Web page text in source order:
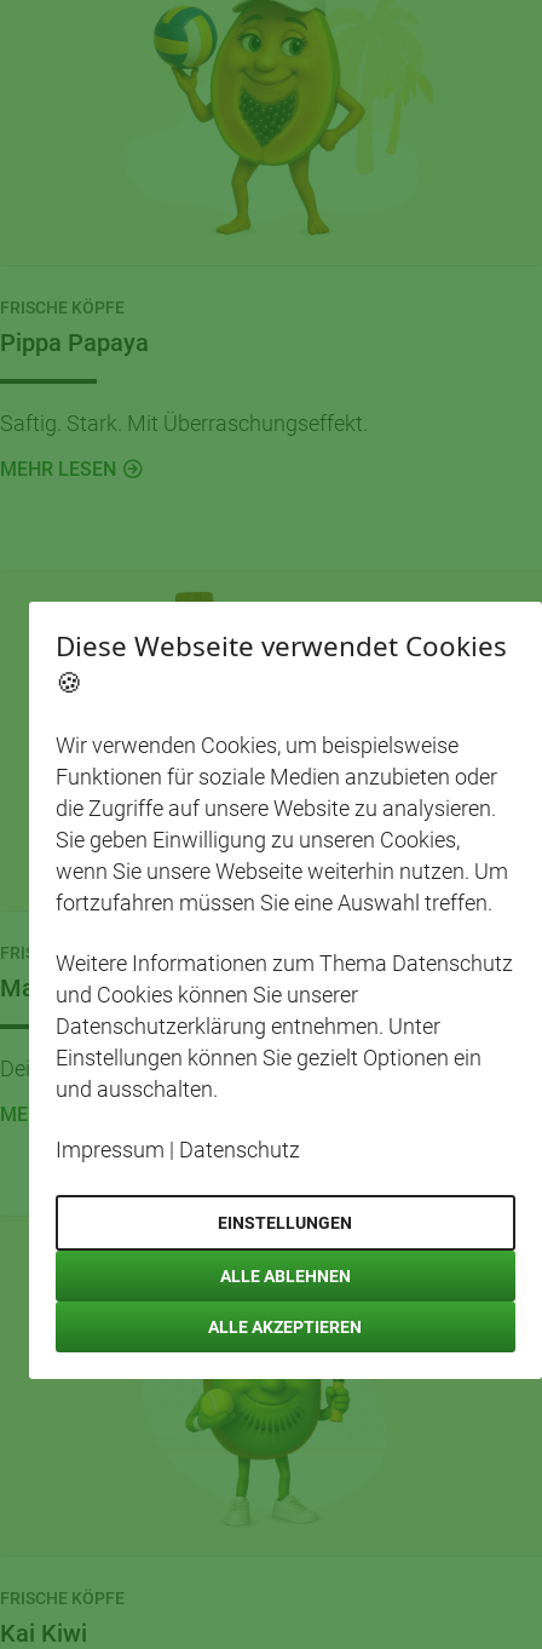
FRISCHE KÖPFE
Pippa Papaya
Saftig. Stark. Mit Überraschungseffekt.
MEHR LESEN
FRISCHE KÖPFE
Maya Mango
Dein Frische-Kick für volle Fahrt voraus.
MEHR LESEN
FRISCHE KÖPFE
Kai Kiwi
Diese Webseite verwendet Cookies
🍪
Wir verwenden Cookies, um beispielsweise
Funktionen für soziale Medien anzubieten oder
die Zugriffe auf unsere Website zu analysieren.
Sie geben Einwilligung zu unseren Cookies,
wenn Sie unsere Webseite weiterhin nutzen. Um
fortzufahren müssen Sie eine Auswahl treffen.
Weitere Informationen zum Thema Datenschutz
und Cookies können Sie unserer
Datenschutzerklärung entnehmen. Unter
Einstellungen können Sie gezielt Optionen ein
und ausschalten.
Impressum | Datenschutz
EINSTELLUNGEN
ALLE ABLEHNEN
ALLE AKZEPTIEREN